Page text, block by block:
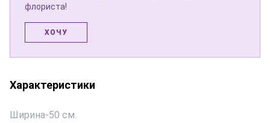
флориста!
ХОЧУ
Характеристики
Ширина-50 см.